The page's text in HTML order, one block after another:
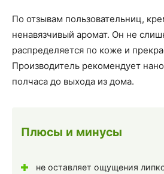
По отзывам пользовательниц,
ненавязчивый аромат. Он не
распределяется по коже и
Производитель рекомендует
полчаса до выхода из дома.
Плюсы и минусы
не оставляет ощущения